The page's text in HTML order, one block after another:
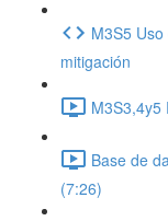
M3S5
mitigación
M3S3,4y5
Base de
(7:26)